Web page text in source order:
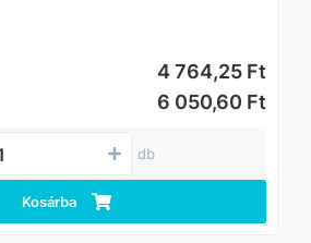
6
4 764,25 Ft
6 050,60 Ft
db
Kosárba